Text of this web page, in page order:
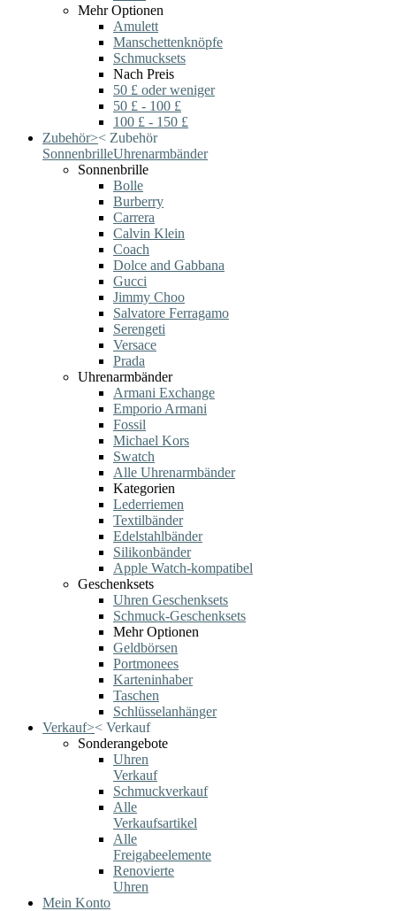
Mehr Optionen
Amulett
Manschettenknöpfe
Schmucksets
Nach Preis
50 £ oder weniger
50 £ - 100 £
100 £ - 150 £
Zubehör>< Zubehör
SonnenbrilleUhrenarmbänder
Sonnenbrille
Bolle
Burberry
Carrera
Calvin Klein
Coach
Dolce and Gabbana
Gucci
Jimmy Choo
Salvatore Ferragamo
Serengeti
Versace
Prada
Uhrenarmbänder
Armani Exchange
Emporio Armani
Fossil
Michael Kors
Swatch
Alle Uhrenarmbänder
Kategorien
Lederriemen
Textilbänder
Edelstahlbänder
Silikonbänder
Apple Watch-kompatibel
Geschenksets
Uhren Geschenksets
Schmuck-Geschenksets
Mehr Optionen
Geldbörsen
Portmonees
Karteninhaber
Taschen
Schlüsselanhänger
Verkauf>< Verkauf
Sonderangebote
Uhren
Verkauf
Schmuckverkauf
Alle
Verkaufsartikel
Alle
Freigabeelemente
Renovierte
Uhren
Mein Konto